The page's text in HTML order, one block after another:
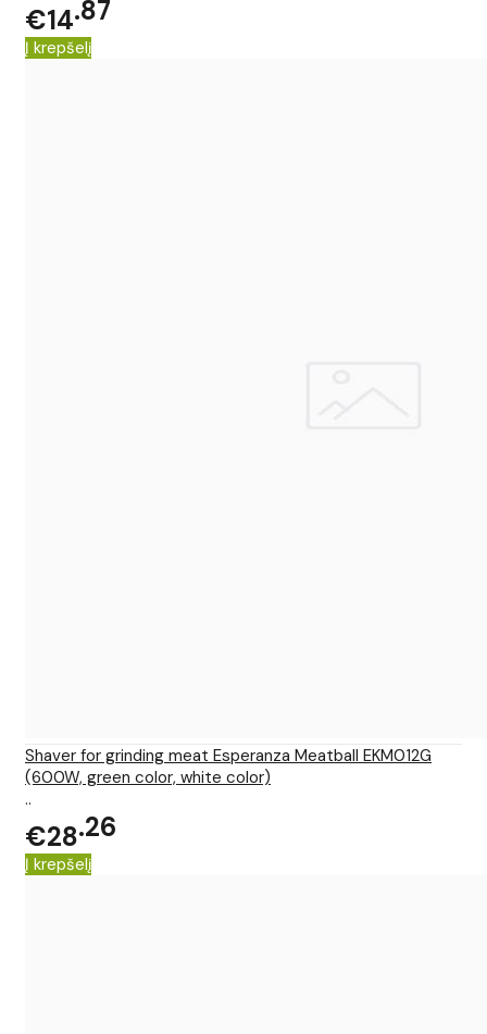
€14 87
Į krepšelį
Shaver for grinding meat Esperanza Meatball EKM012G
(600W, green color, white color)
..
€28 26
Į krepšelį